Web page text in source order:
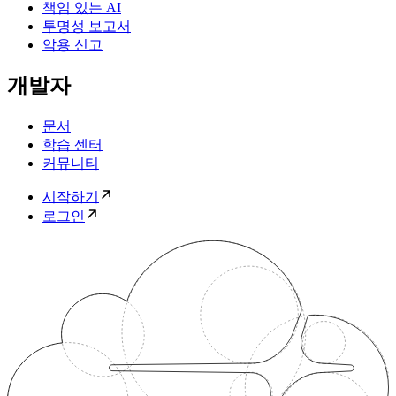
책임 있는 AI
투명성 보고서
악용 신고
개발자
문서
학습 센터
커뮤니티
시작하기
로그인